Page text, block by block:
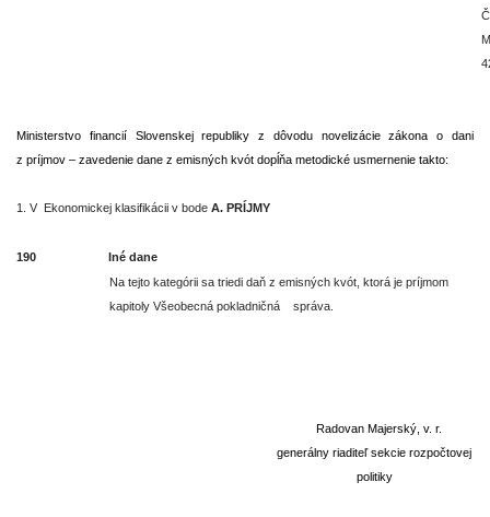
Ministerstvo financií Slovenskej republiky z dôvodu novelizácie zákona o dani
z príjmov – zavedenie dane z emisných kvót dopĺňa metodické usmernenie takto:
1. V Ekonomickej klasifikácii v bode A. PRÍJMY
190
Iné dane
Na tejto kategórii sa triedi daň z emisných kvót, ktorá je príjmom
kapitoly Všeobecná pokladničná
správa.
Radovan Majerský, v. r.
generálny riaditeľ sekcie rozpočtovej
politiky